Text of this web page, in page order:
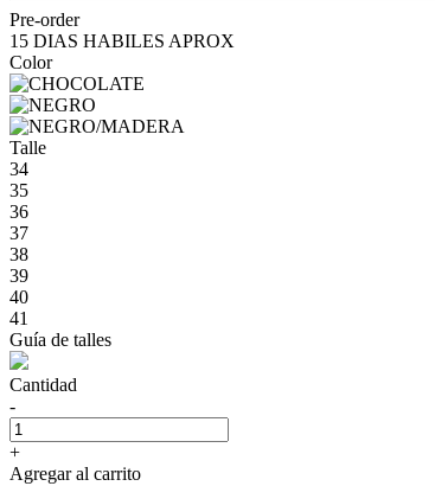
Pre-order
15 DIAS HABILES APROX
Color
Talle
34
35
36
37
38
39
40
41
Guía de talles
Cantidad
-
+
Agregar al carrito